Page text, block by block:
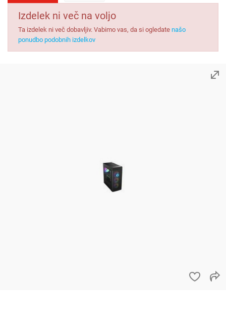
Izdelek ni več na voljo
Ta izdelek ni več dobavljiv. Vabimo vas, da si ogledate našo
ponudbo podobnih izdelkov